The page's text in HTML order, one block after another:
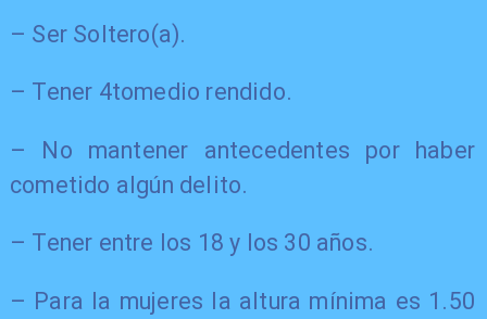
– Ser Soltero(a).
– Tener 4tomedio rendido.
– No mantener antecedentes por haber
cometido algún delito.
– Tener entre los 18 y los 30 años.
– Para la mujeres la altura mínima es 1.50